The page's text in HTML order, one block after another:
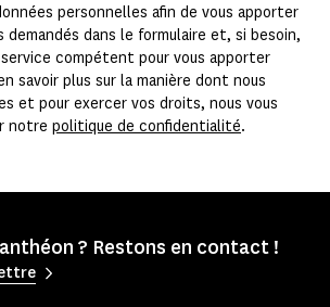
personnelles afin de vous apporter
dans le formulaire et, si besoin,
compétent pour vous apporter
savoir plus sur la manière dont nous
et pour exercer vos droits, nous vous
notre politique de confidentialité.
? Restons en contact !